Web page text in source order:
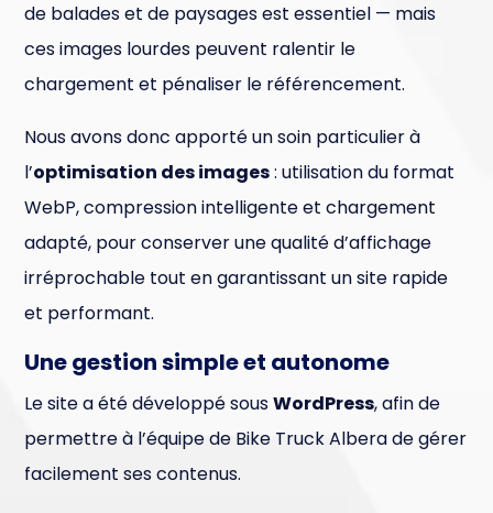
de balades et de paysages est essentiel — mais
ces images lourdes peuvent ralentir le
chargement et pénaliser le référencement.
Nous avons donc apporté un soin particulier à
l’optimisation des images: utilisation du format
WebP, compression intelligente et chargement
adapté, pour conserver une qualité d’affichage
irréprochable tout en garantissant un site rapide
et performant.
Une gestion simple et autonome
Le site a été développé sousWordPress, afin de
permettre à l’équipe de Bike Truck Albera de gérer
facilement ses contenus.